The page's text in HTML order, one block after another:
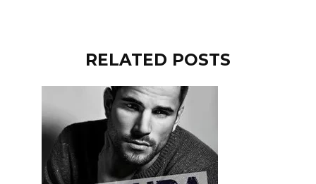
RELATED POSTS